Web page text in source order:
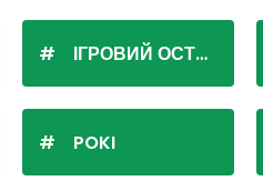
ІГРОВИЙ ОСТРІВ
POKI